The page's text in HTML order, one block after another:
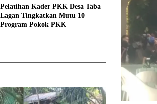
Pelatihan Kader PKK Desa Taba
Lagan Tingkatkan Mutu 10
Program Pokok PKK